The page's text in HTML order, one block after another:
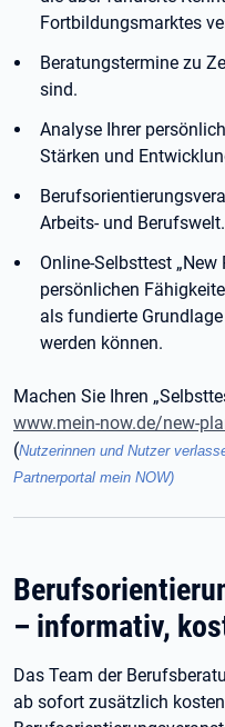
Fortbildungsmarktes
Beratungstermine zu
sind.
Analyse Ihrer
Stärken und
Arbeits- und Berufswelt.
Online-Selbsttest
persönlichen
als fundierte
werden können.
Machen Sie Ihren
www.mein-now.de/new-
(Nutzerinnen und Nutzer
Partnerportal mein NOW)
– informativ,
Das Team der
ab sofort zusätzlich